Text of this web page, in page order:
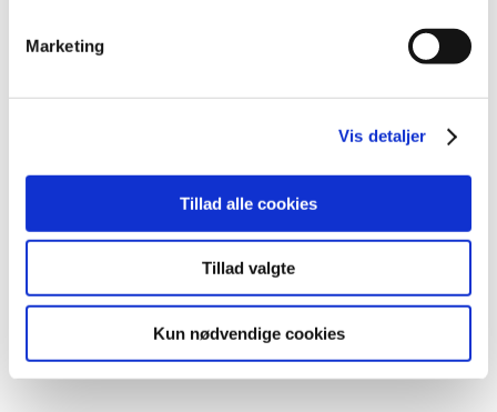
Marketing
Vis detaljer
Tillad alle cookies
Tillad valgte
Kun nødvendige cookies
Dyrlægepakninger (kr.)